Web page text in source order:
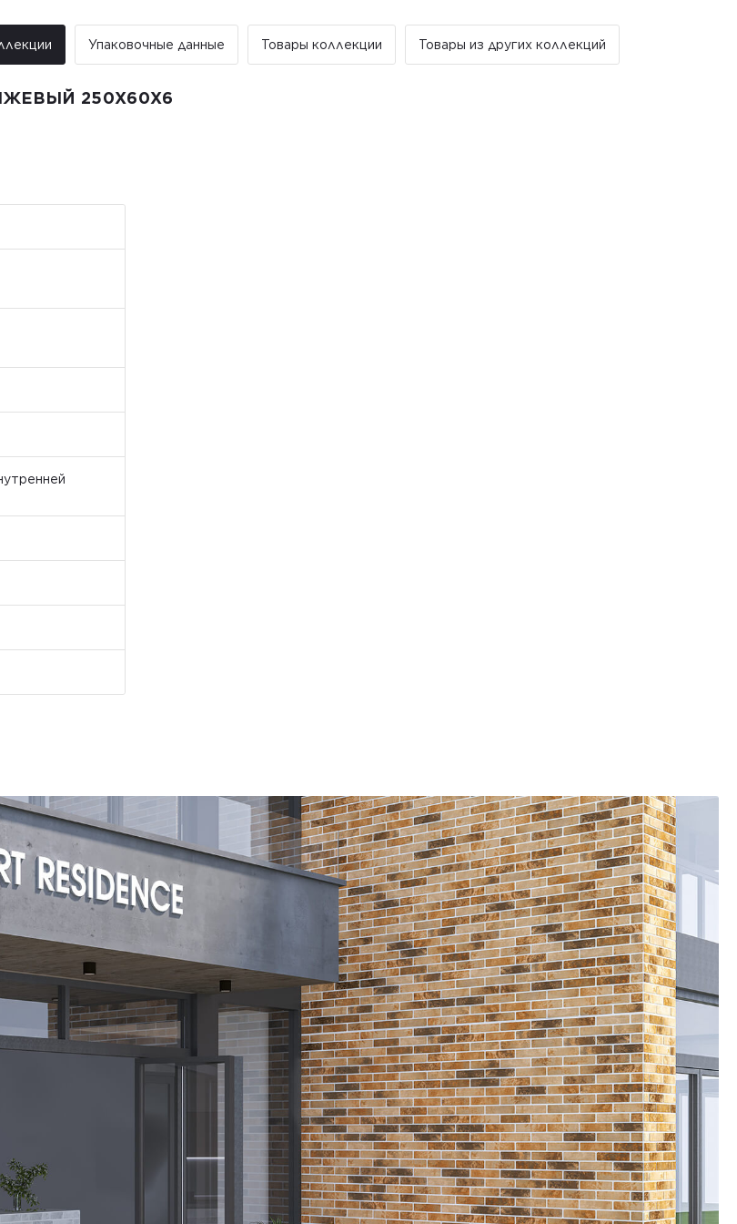
Примечание:
• Отгрузка производится исключительно в рабочие дни. В субботу, воскресенье и
праздничные дни заказы не обрабатываются и не отправляются.
Упаковочные данные Товары коллекции Товары из других коллекций
250Х60Х6